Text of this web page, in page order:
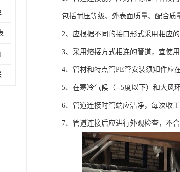
东莞伟星电线管 可实现远距离通信 频率稳定性好
通信管道供应商 施工方便 表面电阻系数大
越秀区伟星排水管总代理 内部表面光滑 大功率 效率高
惠州永高给水管哪家好 输送能力强 方便施工和运输
包括耐压等级、外表面质量、配合质
2、应根据不同的接口形式采用相应
3、采用熔接方式相连的管道，宜使
4、管材和特点管PE管安装须知件应
5、在寒冷气候（--5度以下）和大风
6、管道连接时管端应洁净，每次收
7、管道连接后应进行外观检查，不合